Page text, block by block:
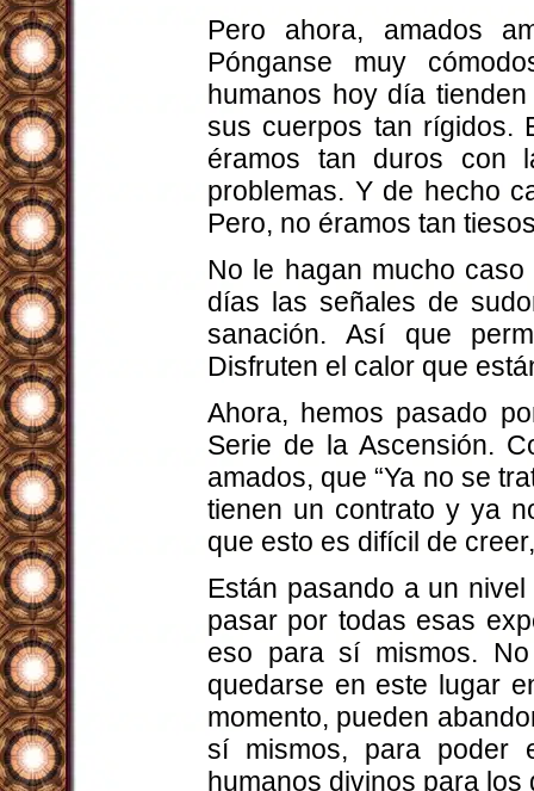
Pero ahora, amados
Pónganse muy
humanos hoy día
sus cuerpos tan rígidos.
éramos tan duros con
problemas. Y de hecho
Pero, no éramos tan
No le hagan mucho
días las señales de
sanación. Así que
Disfruten el calor que
Ahora, hemos pasado
Serie de la Ascensión.
amados, que “Ya no se
tienen un contrato y ya
que esto es difícil de
Están pasando a un
pasar por todas esas
eso para sí mismos.
quedarse en este lugar
momento, pueden
sí mismos, para poder
humanos divinos para los